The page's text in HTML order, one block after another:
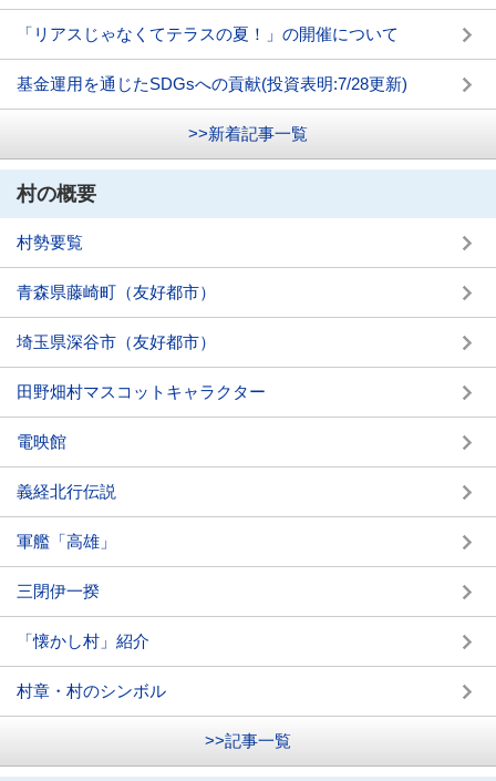
「リアスじゃなくてテラスの夏！」の開催について
基金運用を通じたSDGsへの貢献(投資表明:7/28更新)
>>新着記事一覧
村の概要
村勢要覧
青森県藤崎町（友好都市）
埼玉県深谷市（友好都市）
田野畑村マスコットキャラクター
電映館
義経北行伝説
軍艦「高雄」
三閉伊一揆
「懐かし村」紹介
村章・村のシンボル
>>記事一覧